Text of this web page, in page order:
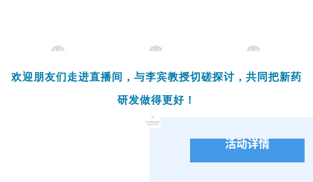
欢迎朋友们走进直播间，与李宾教授切磋探讨，共同把新药
研发做得更好！
活动详情